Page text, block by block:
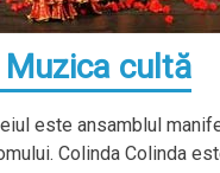
cultă
este ansamblul
Colinda Colinda